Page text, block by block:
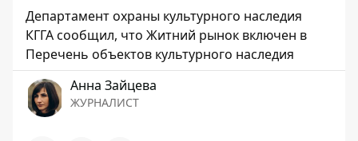
Департамент охраны культурного наследия
КГГА сообщил, что Житний рынок включен в
Перечень объектов культурного наследия
Анна Зайцева
ЖУРНАЛИСТ